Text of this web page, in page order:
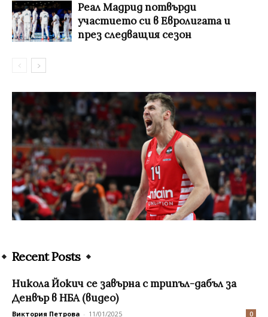
Реал Мадрид потвърди
участието си в Евролигата и
през следващия сезон
Recent Posts
Никола Йокич се завърна с трипъл-дабъл за
Денвър в НБА (видео)
Виктория Петрова - 11/01/2025 0